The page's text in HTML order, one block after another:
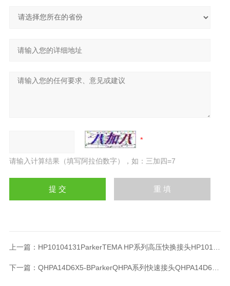
请输入计算结果（填写阿拉伯数字），如：三加四=7
上一篇： HP10104131ParkerTEMA HP系列高压快换接头HP10104131
下一篇： QHPA14D6X5-BParkerQHPA系列快速接头QHPA14D6X5-B